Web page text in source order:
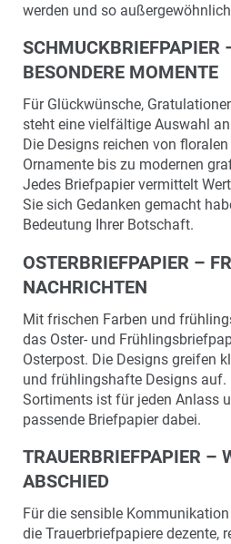
werden und so
SCHMUCKBRIEFPAPIER
BESONDERE MOMENTE
Für Glückwünsche,
steht eine vielfältige Auswahl
Die Designs reichen von
Ornamente bis zu modernen
Jedes Briefpapier vermittelt
Sie sich Gedanken gemacht
Bedeutung Ihrer Botschaft.
OSTERBRIEFPAPIER –
NACHRICHTEN
Mit frischen Farben und
das Oster- und
Osterpost. Die Designs greifen
und frühlingshafte Designs auf.
Sortiments ist für jeden Anlass
passende Briefpapier dabei.
TRAUERBRIEFPAPIER –
ABSCHIED
Für die sensible
die Trauerbriefpapiere dezente,